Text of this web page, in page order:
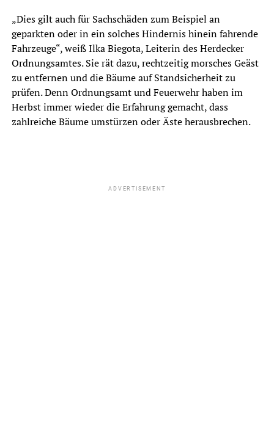
„Dies gilt auch für Sachschäden zum Beispiel an
geparkten oder in ein solches Hindernis hinein fahrende
Fahrzeuge“, weiß Ilka Biegota, Leiterin des Herdecker
Ordnungsamtes. Sie rät dazu, rechtzeitig morsches Geäst
zu entfernen und die Bäume auf Standsicherheit zu
prüfen. Denn Ordnungsamt und Feuerwehr haben im
Herbst immer wieder die Erfahrung gemacht, dass
zahlreiche Bäume umstürzen oder Äste herausbrechen.
ADVERTISEMENT